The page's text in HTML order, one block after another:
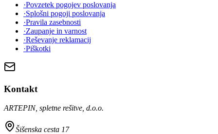
·Povzetek pogojev poslovanja
·Splošni pogoji poslovanja
·Pravila zasebnosti
·Zaupanje in varnost
·Reševanje reklamacij
·Piškotki
Kontakt
ARTEPIN, spletne rešitve, d.o.o.
Šišenska cesta 17